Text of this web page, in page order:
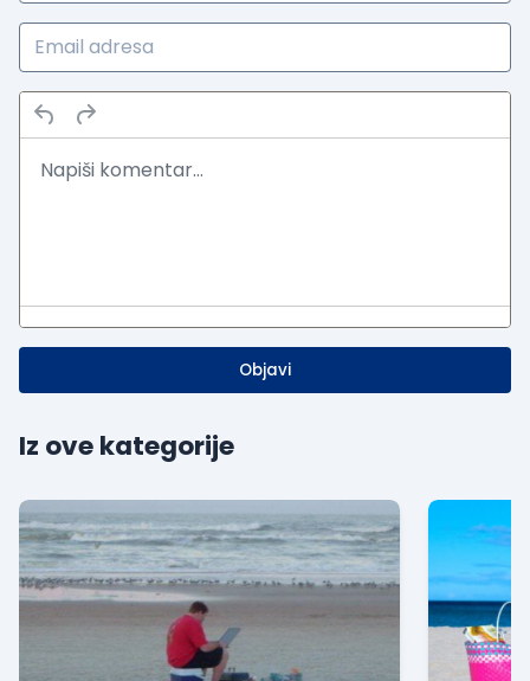
Objavi
Iz ove kategorije